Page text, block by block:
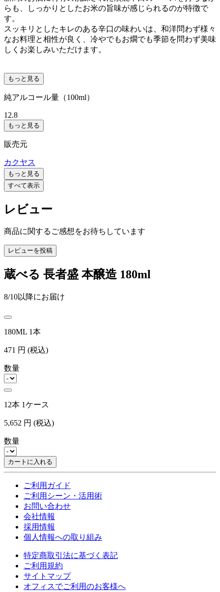
らも、しっかりとしたお米の旨味が感じられるのが特徴で
す。
スッキリとしたキレのある辛口の味わいは、和洋問わず様々
なお料理と相性が良く、冷やでもお燗でも季節を問わず美味
しくお楽しみいただけます。
もっと見る
純アルコール量（100ml）
12.8
もっと見る
販売元
カクヤス
もっと見る
すべて表示
レビュー
商品に関するご感想をお待ちしています
レビューを投稿
蔵べる 長者盛 本醸造 180ml
8/10以降にお届け
180ML 1本
471 円 (税込)
数量
12本 1ケース
5,652 円 (税込)
数量
カートに入れる
ご利用ガイド
ご利用シーン・活用術
お問い合わせ
会社情報
採用情報
個人情報への取り組み
特定商取引法に基づく表記
ご利用規約
サイトマップ
オフィスでご利用のお客様へ